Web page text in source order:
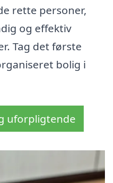
rette personer,
og effektiv
Tag det første
bolig i
uforpligtende